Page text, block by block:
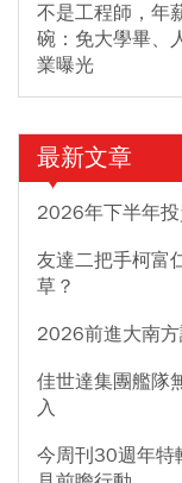
不是工程師，年
碗：免大學畢、
業曝光
最新文章
2026年下半年
友達二把手柯富
草？
2026前進大南
佳世達集團艦隊
入
今周刊30週年特